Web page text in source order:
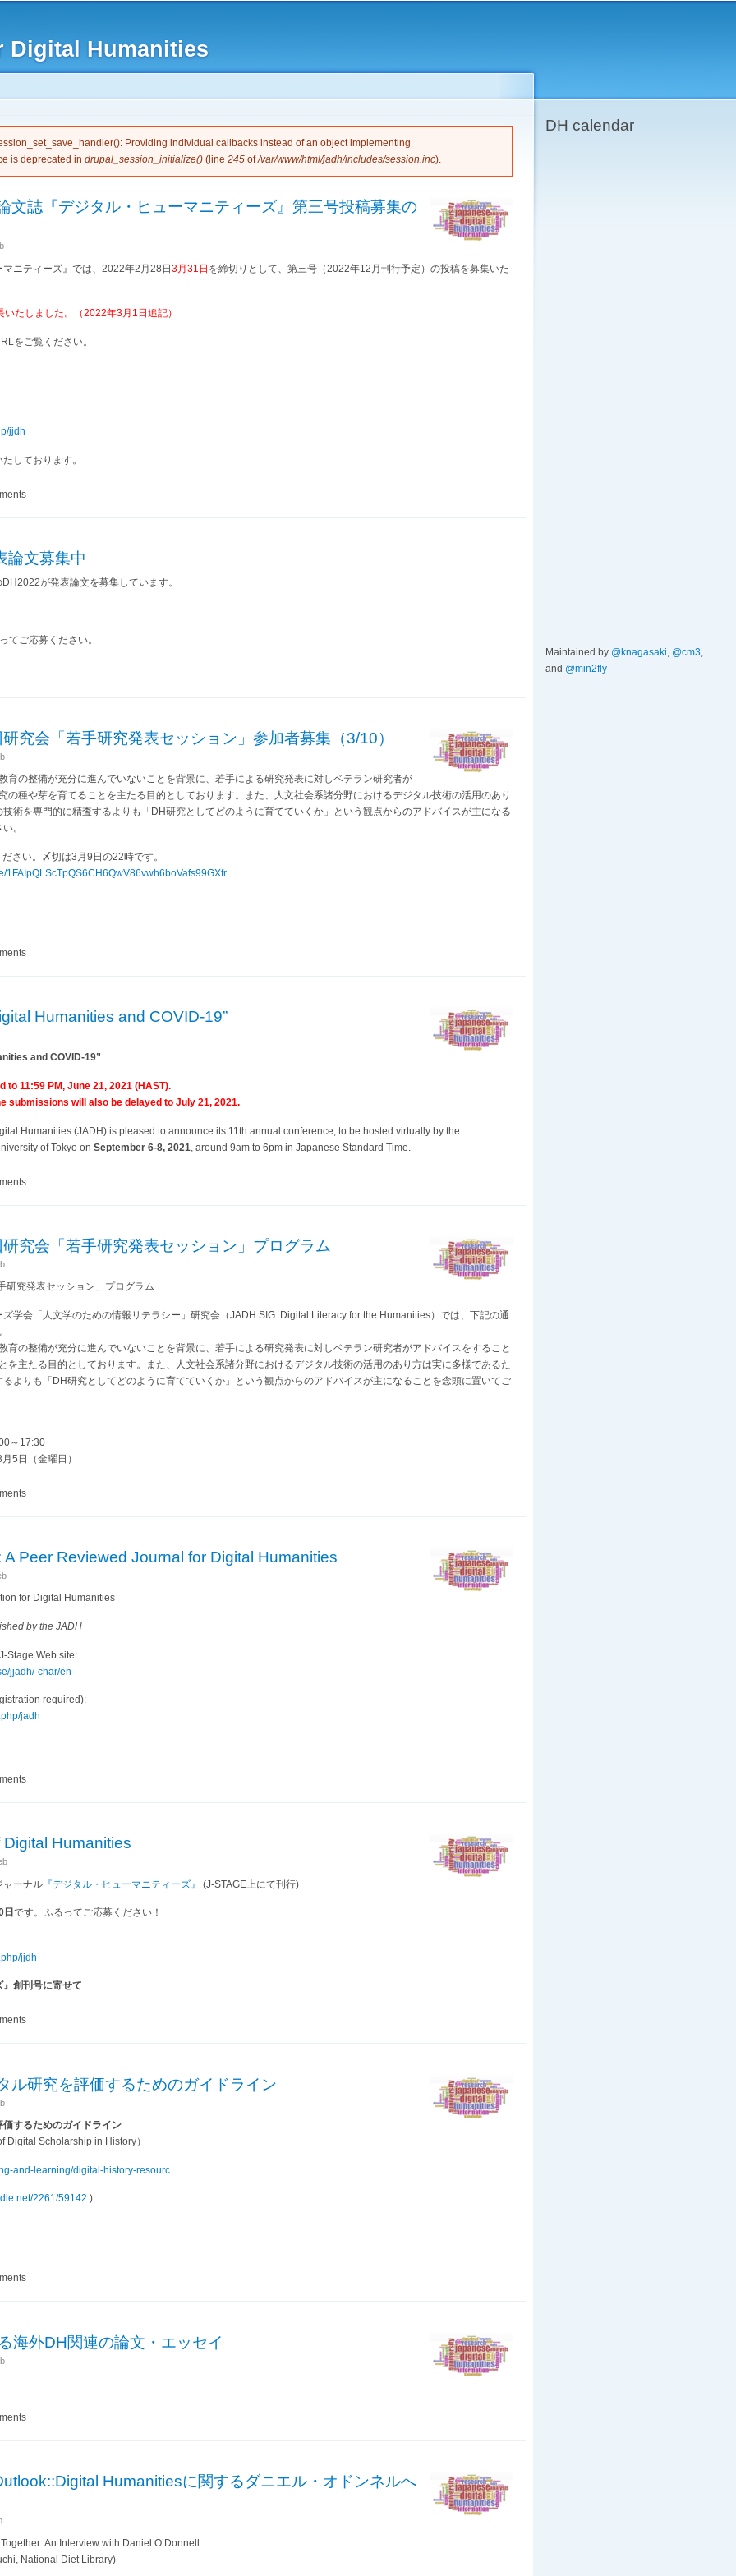
content
Digital Humanities
Providing individual callbacks instead of an object implementing
is deprecated in drupal_session_initialize() (line 245 of/var/www/html/jadh/includes/session.inc).
誌『デジタル・ヒューマニティーズ』第三号投稿募集の
ニティーズ』では、2022年2月28日3月31日 を締切りとして、第三号（2022年12月刊行予定）の投稿を募集いた
たしました。（2022年3月1日追記）
をご覧ください。
jjdh
しております。
語論文誌『デジタル・ヒューマニティーズ』第三号投稿募集のお知らせ
論文募集中
が発表論文を募集しています。
ご応募ください。
究会「若手研究発表セッション」参加者募集（3/10）
育の整備が充分に進んでいないことを背景に、若手による研究発表に対しベテラン研究者が
の種や芽を育てることを主たる目的としております。また、人文社会系諸分野におけるデジタル技術の活用のあり
術を専門的に精査するよりも「DH研究としてどのように育てていくか」という観点からのアドバイスが主になる
。
さい。〆切は3月9日の22時です。
1FAIpQLScTpQS6CH6QwV86vwh6boVafs99GXfr...
1回研究会「若手研究発表セッション」参加者募集（3/10）
Humanities and COVID-19”
and COVID-19”
to 11:59 PM, June 21, 2021 (HAST).
submissions will also be delayed to July 21, 2021.
Humanities (JADH) is pleased to announce its 11th annual conference, to be hosted virtually by the
of Tokyo on September 6-8, 2021 , around 9am to 6pm in Japanese Standard Time.
“Digital Humanities and COVID-19”
究会「若手研究発表セッション」プログラム
研究発表セッション」プログラム
学会「人文学のための情報リテラシー」研究会（JADH SIG: Digital Literacy for the Humanities）では、下記の通
育の整備が充分に進んでいないことを背景に、若手による研究発表に対しベテラン研究者がアドバイスをすること
を主たる目的としております。また、人文社会系諸分野におけるデジタル技術の活用のあり方は実に多様であるた
よりも「DH研究としてどのように育てていくか」という観点からのアドバイスが主になることを念頭に置いてご
～17:30
5日（金曜日）
1回研究会「若手研究発表セッション」プログラム
Peer Reviewed Journal for Digital Humanities
for Digital Humanities
by the JADH
Stage Web site:
jjadh/-char/en
required):
jadh
A Peer Reviewed Journal for Digital Humanities
Humanities
ャーナル 『デジタル・ヒューマニティーズ』 (J-STAGE上にて刊行)
です。ふるってご応募ください！
jjdh
』創刊号に寄せて
of Digital Humanities
ル研究を評価するためのガイドライン
するためのガイドライン
Digital Scholarship in History）
and-learning/digital-history-resourc...
2261/59142 )
デジタル研究を評価するためのガイドライン
海外DH関連の論文・エッセイ
読める海外DH関連の論文・エッセイ
Humanitiesに関するダニエル・オドンネルへ
An Interview with Daniel O’Donnell
National Diet Library)
DH calendar
Maintained by @knagasaki, @cm3,
and @min2fly